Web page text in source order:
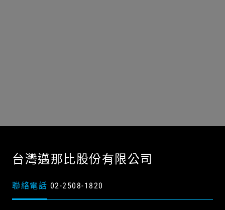
台灣邁那比股份有限公司
聯絡電話 02-2508-1820